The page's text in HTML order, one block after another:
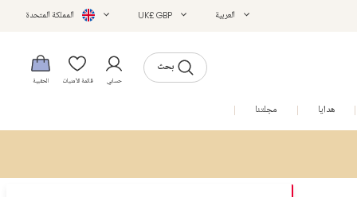
العربية UK£ GBP المملكة المتحدة
بحث
حسابي قائمة الأمنيات الحقيبة
هدايا مجلتنا